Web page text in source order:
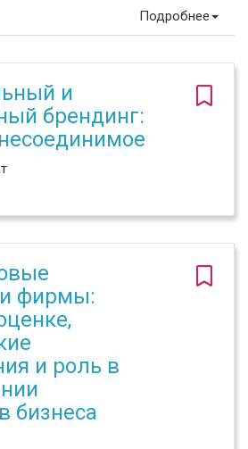
Подробнее
и
брендинг:
фирмы:
и роль в
бизнеса